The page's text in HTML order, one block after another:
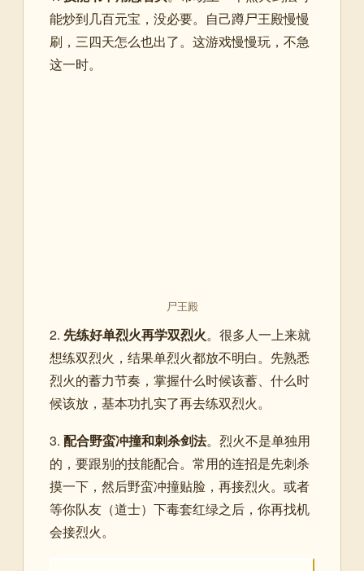
能炒到几百元宝，没必要。自己蹲尸王殿慢慢
刷，三四天怎么也出了。这游戏慢慢玩，不急
这一时。
尸王殿
2. 先练好单烈火再学双烈火。很多人一上来就
想练双烈火，结果单烈火都放不明白。先熟悉
烈火的蓄力节奏，掌握什么时候该蓄、什么时
候该放，基本功扎实了再去练双烈火。
3. 配合野蛮冲撞和刺杀剑法。烈火不是单独用
的，要跟别的技能配合。常用的连招是先刺杀
摸一下，然后野蛮冲撞贴脸，再接烈火。或者
等你队友（道士）下毒套红绿之后，你再找机
会接烈火。